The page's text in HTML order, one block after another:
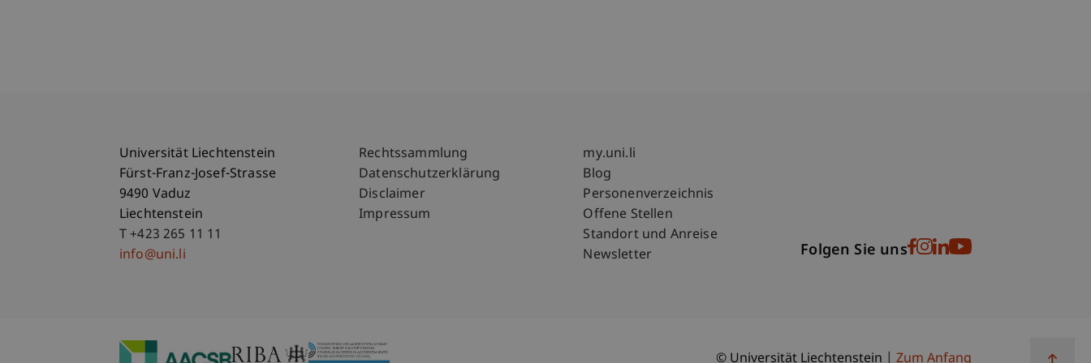
Universität Liechtenstein
Fürst-Franz-Josef-Strasse
9490 Vaduz
Liechtenstein
T +423 265 11 11
info@uni.li
Fußzeile Rechtliche Hinweise
Rechtssammlung
Datenschutzerklärung
Disclaimer
Impressum
Fußzeile Subdomain-Verzeichnis
my.uni.li
Blog
Personenverzeichnis
Offene Stellen
Standort und Anreise
Newsletter
Folgen Sie uns
© Universität Liechtenstein Zum Anfang